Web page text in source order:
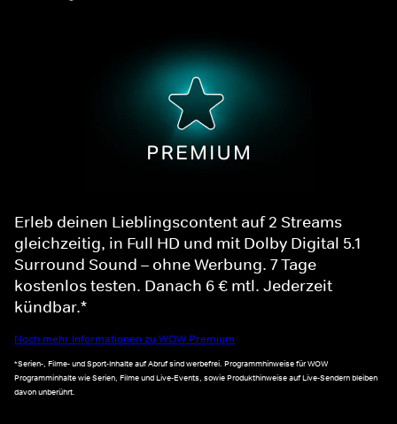
Erleb deinen Lieblingscontent auf 2 Streams
gleichzeitig, in Full HD und mit Dolby Digital 5.1
Surround Sound – ohne Werbung. 7 Tage
kostenlos testen. Danach 6 € mtl. Jederzeit
kündbar.*
Noch mehr Informationen zu WOW Premium
*Serien-, Filme- und Sport-Inhalte auf Abruf sind werbefrei. Programmhinweise für WOW
Programminhalte wie Serien, Filme und Live-Events, sowie Produkthinweise auf Live-Sendern bleiben
davon unberührt.